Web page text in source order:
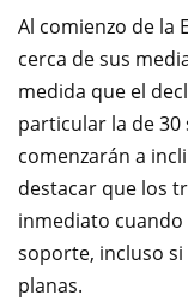
Al comienzo de la
cerca de sus
medida que el
particular la de
comenzarán a
destacar que los
inmediato
soporte, incluso
planas.